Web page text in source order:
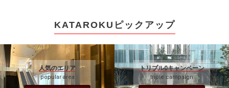
KATAROKUピックアップ
人気のエリア
popular area
トリプル0キャンペーン
triple campaign